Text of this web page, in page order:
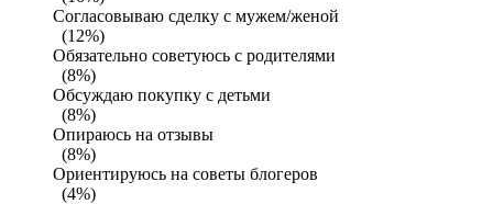
Согласовываю сделку с мужем/женой
(12%)
Обязательно советуюсь с родителями
(8%)
Обсуждаю покупку с детьми
(8%)
Опираюсь на отзывы
(8%)
Ориентируюсь на советы блогеров
(4%)